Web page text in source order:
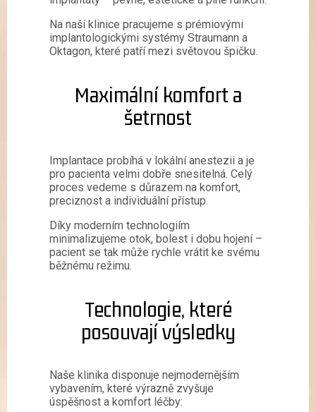
Na naší klinice pracujeme s prémiovými
implantologickými systémy Straumann a
Oktagon, které patří mezi světovou špičku.
Maximální komfort a
šetrnost
Implantace probíhá v lokální anestezii a je
pro pacienta velmi dobře snesitelná. Celý
proces vedeme s důrazem na komfort,
preciznost a individuální přístup.
Díky moderním technologiím
minimalizujeme otok, bolest i dobu hojení –
pacient se tak může rychle vrátit ke svému
běžnému režimu.
Technologie, které
posouvají výsledky
Naše klinika disponuje nejmodernějším
vybavením, které výrazně zvyšuje
úspěšnost a komfort léčby: